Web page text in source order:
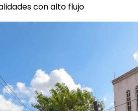
con alto flujo